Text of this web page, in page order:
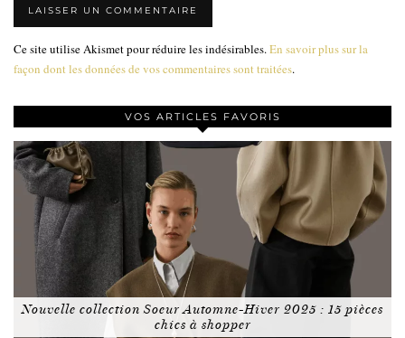
Ce site utilise Akismet pour réduire les indésirables. En savoir plus sur la
façon dont les données de vos commentaires sont traitées.
VOS ARTICLES FAVORIS
Nouvelle collection Soeur Automne-Hiver 2025 : 15 pièces
chics à shopper